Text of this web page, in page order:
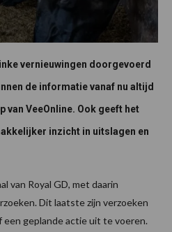
vernieuwingen doorgevoerd
de informatie vanaf nu altijd
van VeeOnline. Ook geeft het
inzicht in uitslagen en
van Royal GD, met daarin
Dit laatste zijn verzoeken
een geplande actie uit te voeren.